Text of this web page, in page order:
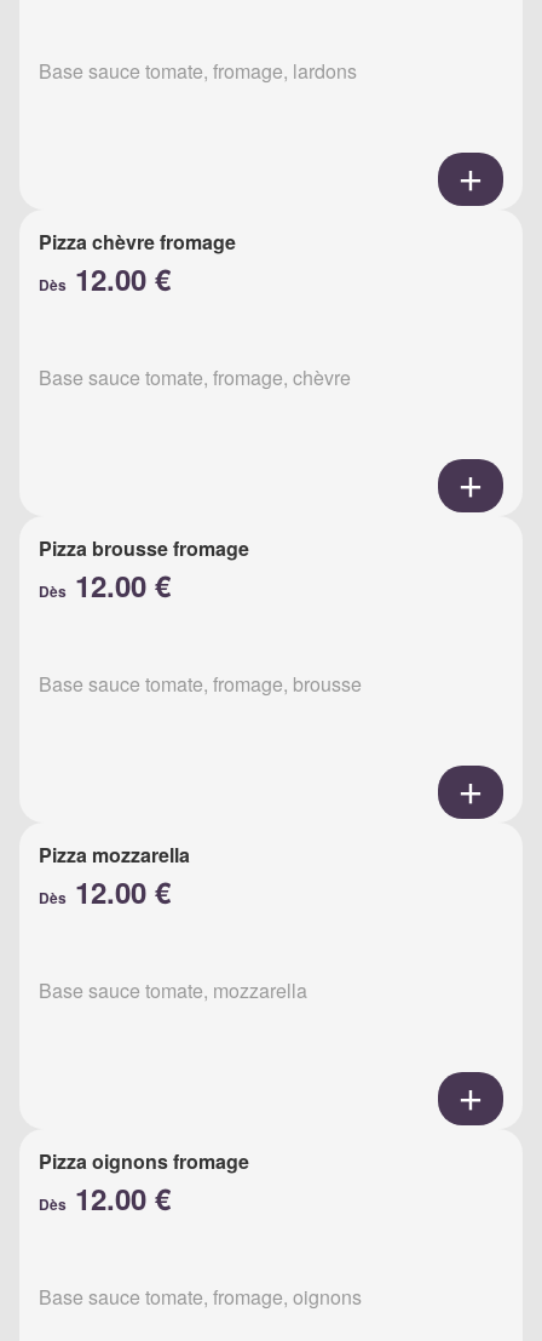
Base sauce tomate, fromage, lardons
Pizza chèvre fromage
Dès 12.00 €
Base sauce tomate, fromage, chèvre
Pizza brousse fromage
Dès 12.00 €
Base sauce tomate, fromage, brousse
Pizza mozzarella
Dès 12.00 €
Base sauce tomate, mozzarella
Pizza oignons fromage
Dès 12.00 €
Base sauce tomate, fromage, oignons